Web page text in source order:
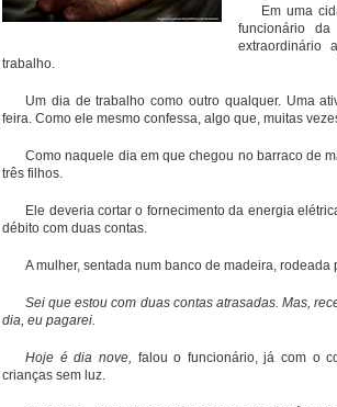
Em uma
funcionário
extraordinário
trabalho.
Um dia de trabalho como outro qualquer. Uma
feira. Como ele mesmo confessa, algo que, muitas
Como naquele dia em que chegou no barraco de
três filhos.
Ele deveria cortar o fornecimento da energia
débito com duas contas.
A mulher, sentada num banco de madeira,
Sei que estou com duas contas atrasadas. Mas,
dia, eu pagarei.
Hoje é dia nove, falou o funcionário, já com o
crianças sem luz.